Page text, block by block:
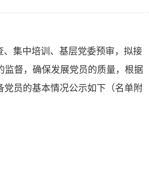
集中培训、基层党委预审，拟接
督，确保发展党员的质量，根据
党员的基本情况公示如下（名单附